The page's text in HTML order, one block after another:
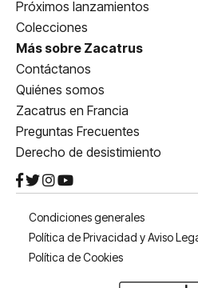
Próximos lanzamientos
Colecciones
Más sobre Zacatrus
Contáctanos
Quiénes somos
Zacatrus en Francia
Preguntas Frecuentes
Derecho de desistimiento
Condiciones generales
Política de Privacidad y Aviso
Política de Cookies